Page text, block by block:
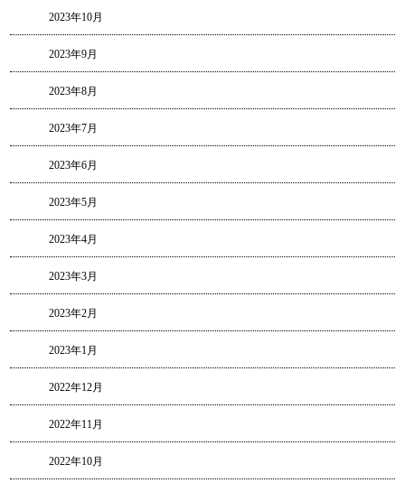
2023年10月
2023年9月
2023年8月
2023年7月
2023年6月
2023年5月
2023年4月
2023年3月
2023年2月
2023年1月
2022年12月
2022年11月
2022年10月